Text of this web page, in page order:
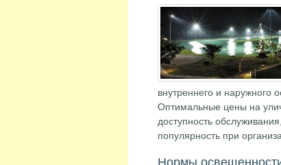
внутреннего и наружного
Оптимальные цены на
доступность
популярность при
Нормы